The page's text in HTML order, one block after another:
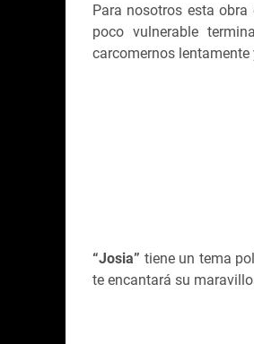
Para nosotros esta
poco vulnerable
carcomernos lentamente
“Josia” tiene un tema
te encantará su